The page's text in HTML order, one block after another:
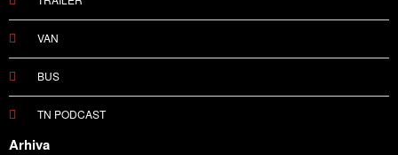
VAN
BUS
TN PODCAST
Arhiva